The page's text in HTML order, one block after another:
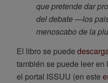
que pretende dar
del debate —los
menoscabo de la
El libro se puede
también se puede leer
el portal ISSUU (en este